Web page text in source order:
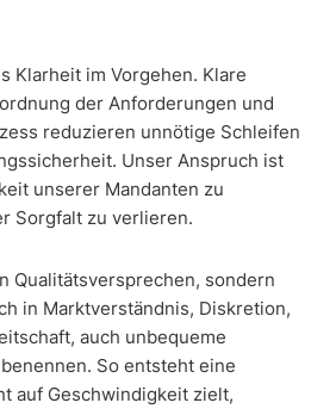
Klarheit im Vorgehen. Klare
der Anforderungen und
reduzieren unnötige Schleifen
Unser Anspruch ist
unserer Mandanten zu
Sorgfalt zu verlieren.
Qualitätsversprechen, sondern
in Marktverständnis, Diskretion,
auch unbequeme
So entsteht eine
auf Geschwindigkeit zielt,